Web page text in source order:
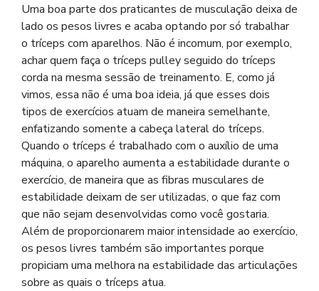
Uma boa parte dos praticantes de musculação deixa de
lado os pesos livres e acaba optando por só trabalhar
o tríceps com aparelhos. Não é incomum, por exemplo,
achar quem faça o tríceps pulley seguido do tríceps
corda na mesma sessão de treinamento. E, como já
vimos, essa não é uma boa ideia, já que esses dois
tipos de exercícios atuam de maneira semelhante,
enfatizando somente a cabeça lateral do tríceps.
Quando o tríceps é trabalhado com o auxílio de uma
máquina, o aparelho aumenta a estabilidade durante o
exercício, de maneira que as fibras musculares de
estabilidade deixam de ser utilizadas, o que faz com
que não sejam desenvolvidas como você gostaria.
Além de proporcionarem maior intensidade ao exercício,
os pesos livres também são importantes porque
propiciam uma melhora na estabilidade das articulações
sobre as quais o tríceps atua.